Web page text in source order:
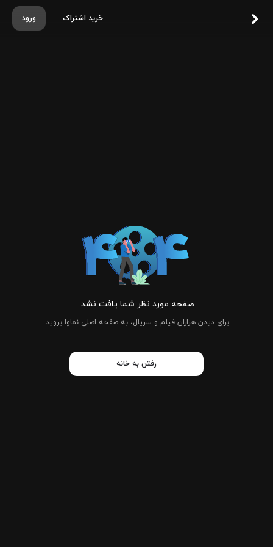
ورود خرید اشتراک
صفحه مورد نظر شما یافت نشد.
برای دیدن هزاران فیلم و سریال، به صفحه اصلی نماوا بروید.
رفتن به خانه